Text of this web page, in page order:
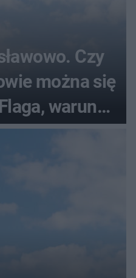
Czy
można się
warunki